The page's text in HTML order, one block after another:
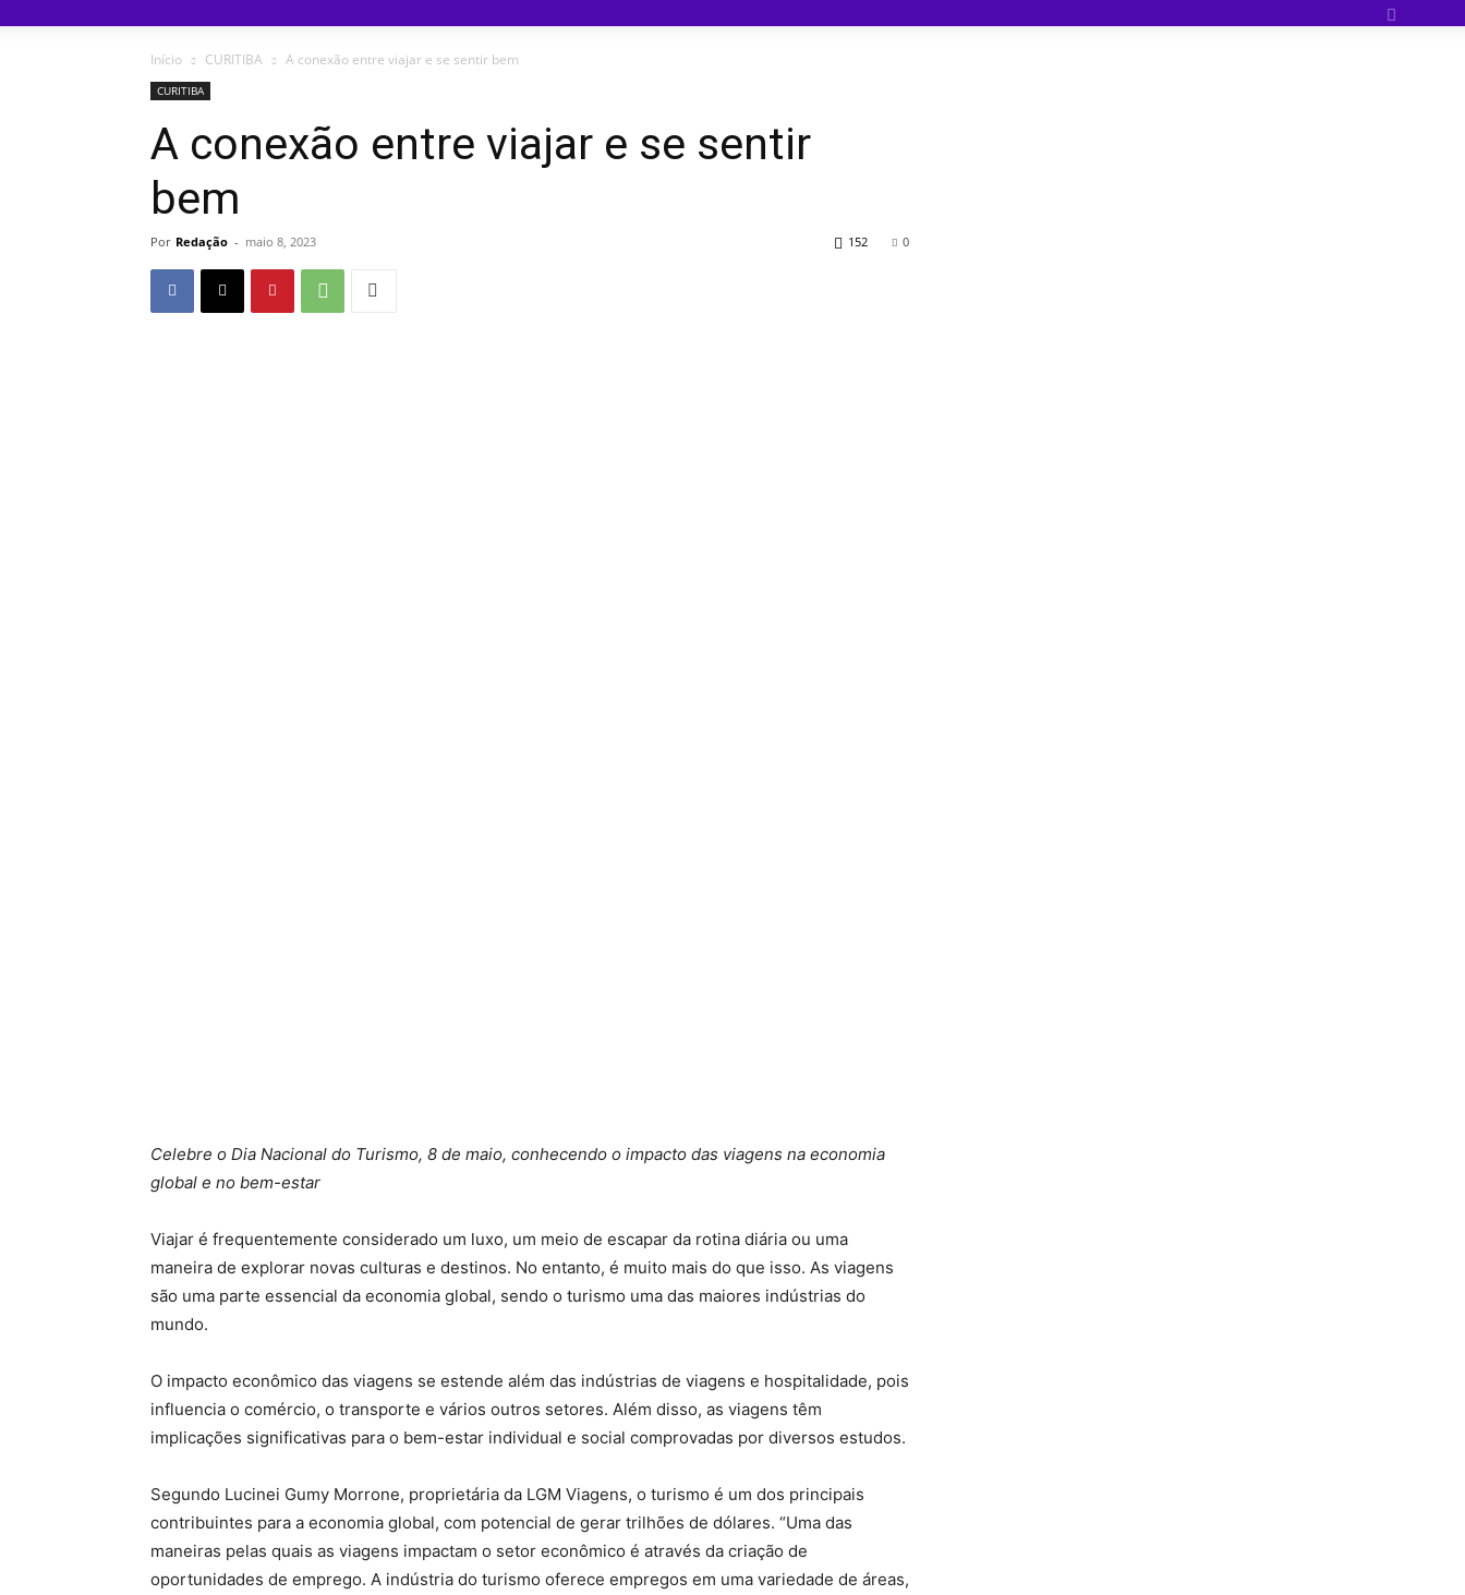
Início CURITIBA A conexão entre viajar e se sentir bem
CURITIBA
A conexão entre viajar e se sentir
bem
Por Redação - maio 8, 2023 0
152
Celebre o Dia Nacional do Turismo, 8 de maio, conhecendo o impacto das viagens na economia
global e no bem-estar
Viajar é frequentemente considerado um luxo, um meio de escapar da rotina diária ou uma
maneira de explorar novas culturas e destinos. No entanto, é muito mais do que isso. As viagens
são uma parte essencial da economia global, sendo o turismo uma das maiores indústrias do
mundo.
O impacto econômico das viagens se estende além das indústrias de viagens e hospitalidade, pois
influencia o comércio, o transporte e vários outros setores. Além disso, as viagens têm
implicações significativas para o bem-estar individual e social comprovadas por diversos estudos.
Segundo Lucinei Gumy Morrone, proprietária da LGM Viagens, o turismo é um dos principais
contribuintes para a economia global, com potencial de gerar trilhões de dólares. “Uma das
maneiras pelas quais as viagens impactam o setor econômico é através da criação de
oportunidades de emprego. A indústria do turismo oferece empregos em uma variedade de áreas,